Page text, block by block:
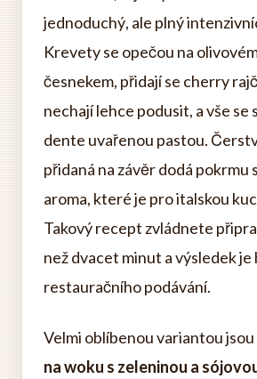
jednoduchý, ale plný
Krevety se opečou na
česnekem, přidají se cherry
nechají lehce podusit, a vše se
dente uvařenou pastou.
přidaná na závěr dodá pokrmu
aroma, které je pro italskou
Takový recept zvládnete
než dvacet minut a výsledek je
restauračního podávání.
Velmi oblíbenou variantou jsou
na woku s zeleninou a